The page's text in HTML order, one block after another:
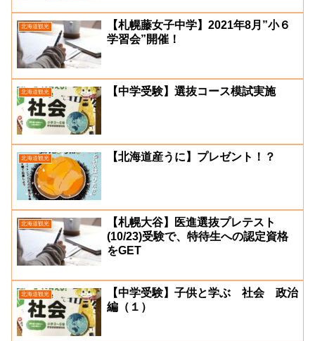
北海道観光
【札幌藤女子中学】2021年8月”小６
学習会”開催！
北海道観光 【中学受験】選抜コース模試実施
北海道観光 【北海道産うに】プレゼント！？
北海道観光
【札幌大谷】医進選抜プレテスト
(10/23)受験で、特待生への認定資格
をGET
北海道観光
【中学受験】子供と学ぶ 社会 政治
編（１）